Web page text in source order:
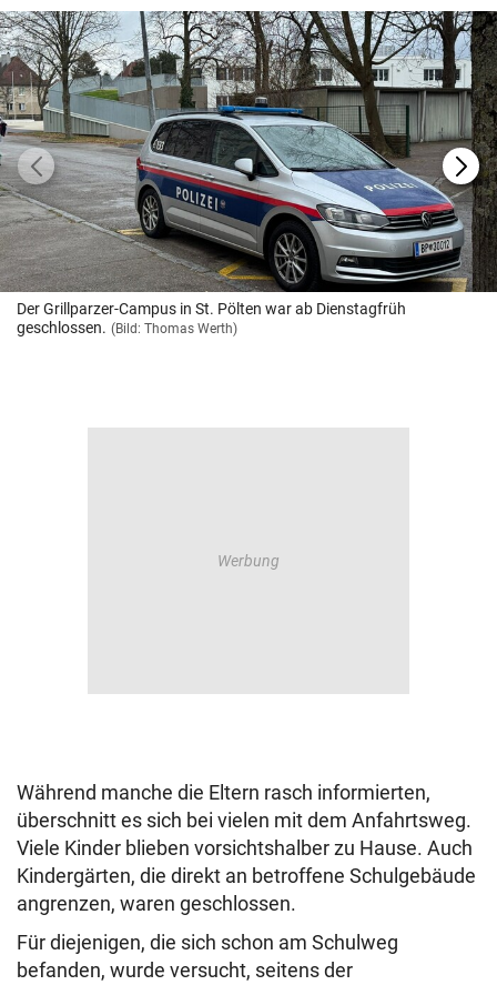
Der Grillparzer-Campus in St. Pölten war ab Dienstagfrüh
geschlossen. (Bild: Thomas Werth)
Während manche die Eltern rasch informierten,
überschnitt es sich bei vielen mit dem Anfahrtsweg.
Viele Kinder blieben vorsichtshalber zu Hause. Auch
Kindergärten, die direkt an betroffene Schulgebäude
angrenzen, waren geschlossen.
Für diejenigen, die sich schon am Schulweg
befanden, wurde versucht, seitens der